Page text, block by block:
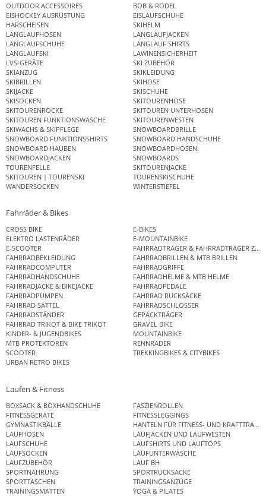
OUTDOOR ACCESSOIRES
BOB & RODEL
EISHOCKEY AUSRÜSTUNG
EISLAUFSCHUHE
HARSCHEISEN
SKIHELM
LANGLAUFHOSEN
LANGLAUFJACKEN
LANGLAUFSCHUHE
LANGLAUF SHIRTS
LANGLAUFSKI
LAWINENSICHERHEIT
LVS-GERÄTE
SKI ZUBEHÖR
SKIANZUG
SKIKLEIDUNG
SKIBRILLEN
SKIHOSE
SKIJACKE
SKISCHUHE
SKISOCKEN
SKITOURENHOSE
SKITOURENRÖCKE
SKITOUREN UNTERHOSEN
SKITOUREN FUNKTIONSWÄSCHE
SKITOURENWESTEN
SKIWACHS & SKIPFLEGE
SNOWBOARDBRILLE
SNOWBOARD FUNKTIONSSHIRTS
SNOWBOARD HANDSCHUHE
SNOWBOARD HAUBEN
SNOWBOARDHOSEN
SNOWBOARDJACKEN
SNOWBOARDS
TOURENFELLE
SKITOURENJACKE
SKITOUREN | TOURENSKI
TOURENSKISCHUHE
WANDERSOCKEN
WINTERSTIEFEL
Fahrräder & Bikes
CROSS BIKE
E-BIKES
ELEKTRO LASTENRÄDER
E-MOUNTAINBIKE
E-SCOOTER
FAHRRADTRÄGER & FAHRRADTRÄGER
FAHRRADBEKLEIDUNG
FAHRRADBRILLEN & MTB BRILLEN
FAHRRADCOMPUTER
FAHRRADGRIFFE
FAHRRADHANDSCHUHE
FAHRRADHELME & MTB HELME
FAHRRADJACKE & BIKEJACKE
FAHRRADPEDALE
FAHRRADPUMPEN
FAHRRAD RUCKSÄCKE
FAHRRAD SATTEL
FAHRRADSCHLÖSSER
FAHRRADSTÄNDER
GEPÄCKTRÄGER
FAHRRAD TRIKOT & BIKE TRIKOT
GRAVEL BIKE
KINDER- & JUGENDBIKES
MOUNTAINBIKE
MTB PROTEKTOREN
RENNRÄDER
SCOOTER
TREKKINGBIKES & CITYBIKES
URBAN RETRO BIKES
Laufen & Fitness
BOXSACK & BOXHANDSCHUHE
FASZIENROLLEN
FITNESSGERÄTE
FITNESSLEGGINGS
GYMNASTIKBÄLLE
HANTELN FÜR FITNESS- UND
LAUFHOSEN
LAUFJACKEN UND LAUFWESTEN
LAUFSCHUHE
LAUFSHIRTS UND LAUFTOPS
LAUFSOCKEN
LAUFUNTERWÄSCHE
LAUFZUBEHÖR
LAUF BH
SPORTNAHRUNG
SPORTRUCKSÄCKE
SPORTTASCHEN
TRAININGSANZÜGE
TRAININGSMATTEN
YOGA & PILATES